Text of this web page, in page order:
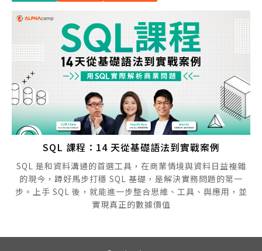
SQL 課程：14 天從基礎語法到實戰案例
SQL 是和資料溝通的首選工具，在商業情境與資料日益複雜
的現今，蹲好馬步打穩 SQL 基礎，是解決實務問題的第一
步。上手 SQL 後，就能進一步整合思維、工具、與應用，並
實現真正的數據價值